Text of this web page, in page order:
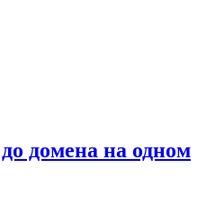
домена на одном